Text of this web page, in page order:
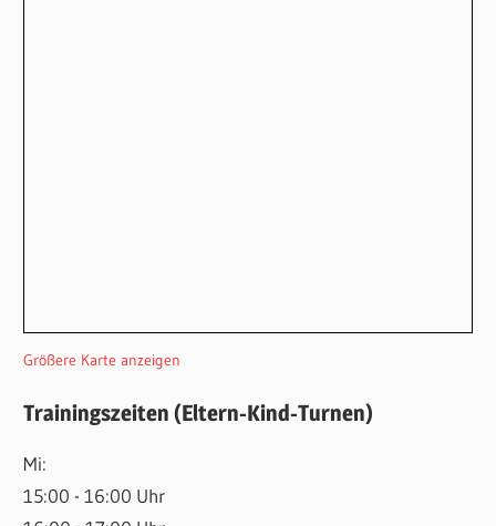
Größere Karte anzeigen
Trainingszeiten (Eltern-Kind-Turnen)
Mi:
15:00 - 16:00 Uhr